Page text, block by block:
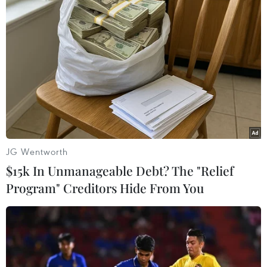
trong năm nay của Lực lượng Hải quân và Không quân
Colombia với sự hỗ trợ của Lực lượng Bảo vệ bờ biển
JG Wentworth
$15k In Unmanageable Debt? The "Relief
Program" Creditors Hide From You